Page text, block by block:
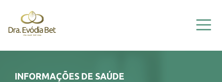
HOME
EVÓDIA BET
A CLÍNICA
INFORMAÇÕES DE SAÚDE